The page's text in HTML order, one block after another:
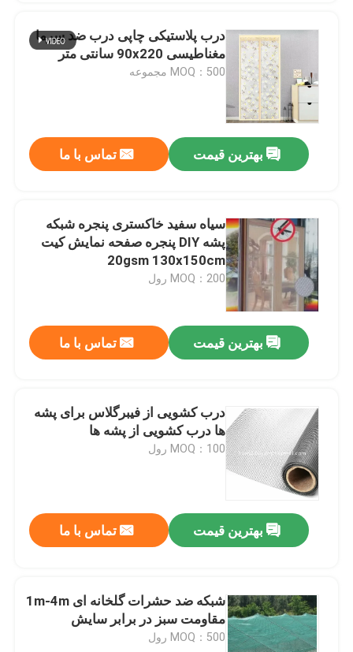
درب پلاستیکی چاپی درب ضد سرما
مغناطیسی 90x220 سانتی متر
MOQ：500 مجموعه
بهترین قیمت تماس با ما
سیاه سفید خاکستری پنجره شبکه
پشه DIY پنجره صفحه نمایش کیت
20gsm 130x150cm
MOQ：200 رول
بهترین قیمت تماس با ما
درب کشویی از فیبرگلاس برای پشه
ها درب کشویی از پشه ها
MOQ：100 رول
بهترین قیمت تماس با ما
شبکه ضد حشرات گلخانه ای 1m-4m
مقاومت سبز در برابر سایش
MOQ：500 رول